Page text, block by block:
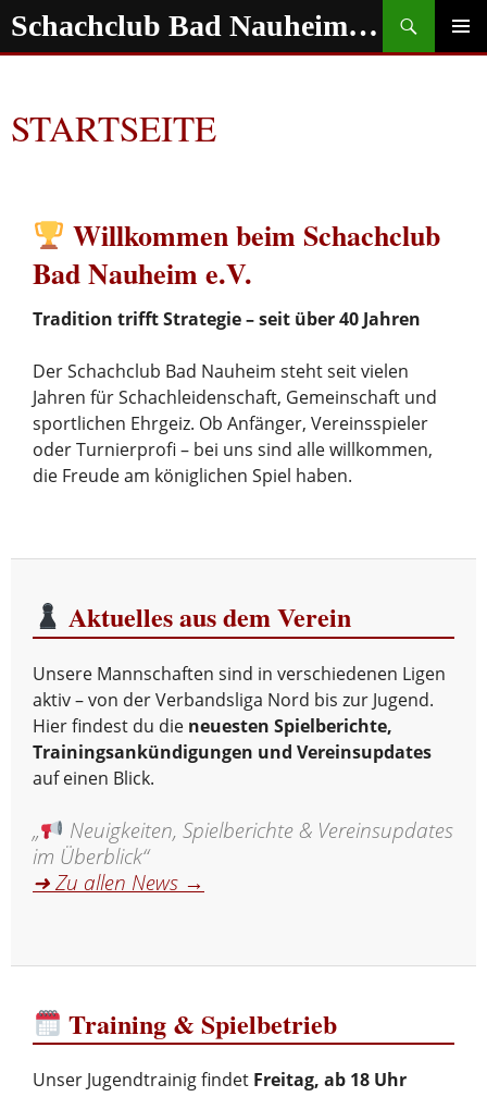
Zum
Inhalt
Schachclub Bad Nauheim e.V.
Suchen
STARTSEITE
Willkommen beim Schachclub
Bad Nauheim e.V.
Tradition trifft Strategie – seit über 40 Jahren
Der Schachclub Bad Nauheim steht seit vielen
Jahren für Schachleidenschaft, Gemeinschaft und
sportlichen Ehrgeiz. Ob Anfänger, Vereinsspieler
oder Turnierprofi – bei uns sind alle willkommen,
die Freude am königlichen Spiel haben.
Aktuelles aus dem Verein
Unsere Mannschaften sind in verschiedenen Ligen
aktiv – von der Verbandsliga Nord bis zur Jugend.
Hier findest du die neuesten Spielberichte,
Trainingsankündigungen und Vereinsupdates
auf einen Blick.
„
Neuigkeiten, Spielberichte & Vereinsupdates
im Überblick“
➜ Zu allen News →
Training & Spielbetrieb
Unser Jugendtrainig findet Freitag, ab 18 Uhr